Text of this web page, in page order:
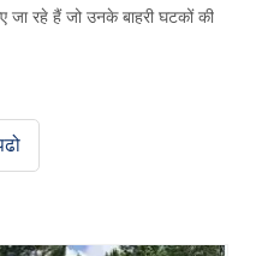
जा रहे हैं जो उनके बाहरी घटकों की